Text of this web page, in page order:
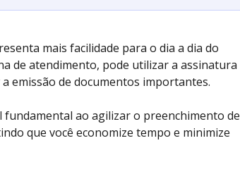
mais facilidade para o dia a dia do
de atendimento, pode utilizar a assinatura
emissão de documentos importantes.
fundamental ao agilizar o preenchimento de
que você economize tempo e minimize